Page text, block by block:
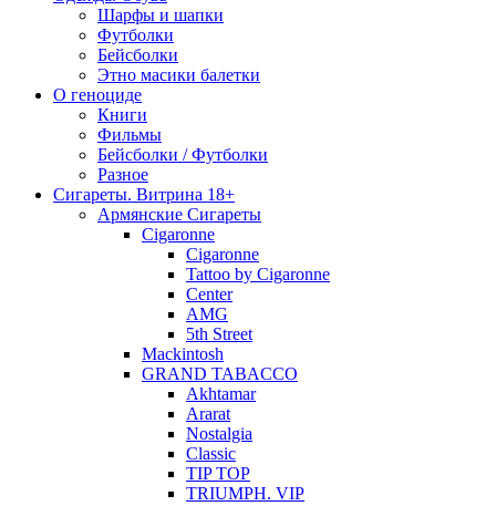
Шарфы и шапки
Футболки
Бейсболки
Этно масики балетки
О геноциде
Книги
Фильмы
Бейсболки / Футболки
Разное
Сигареты. Витрина 18+
Армянские Сигареты
Cigaronne
Cigaronne
Tattoo by Cigaronne
Center
AMG
5th Street
Mackintosh
GRAND TABACCO
Akhtamar
Ararat
Nostalgia
Classic
TIP TOP
TRIUMPH. VIP